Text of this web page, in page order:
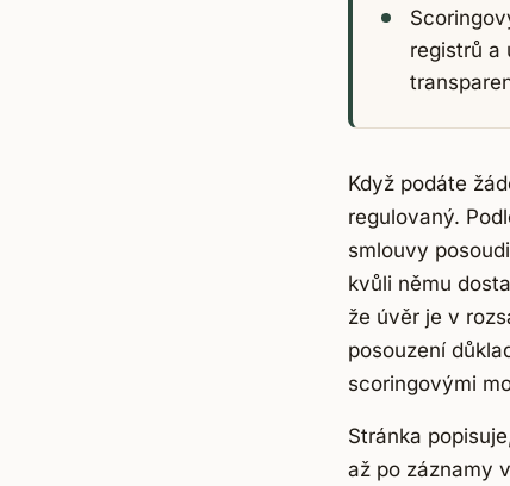
registrů a
Když podáte
regulovaný.
smlouvy
kvůli němu
že úvěr je v
posouzení
scoringovými
Stránka
až po záznamy